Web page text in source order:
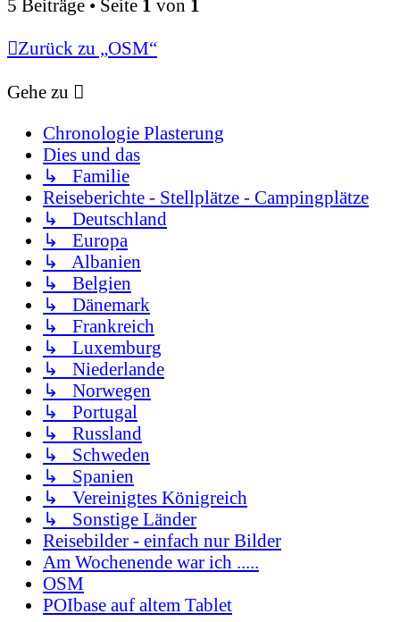
5 Beiträge • Seite 1 von 1
Zurück zu „OSM“
Gehe zu
Chronologie Plasterung
Dies und das
↳ Familie
Reiseberichte - Stellplätze - Campingplätze
↳ Deutschland
↳ Europa
↳ Albanien
↳ Belgien
↳ Dänemark
↳ Frankreich
↳ Luxemburg
↳ Niederlande
↳ Norwegen
↳ Portugal
↳ Russland
↳ Schweden
↳ Spanien
↳ Vereinigtes Königreich
↳ Sonstige Länder
Reisebilder - einfach nur Bilder
Am Wochenende war ich .....
OSM
POIbase auf altem Tablet